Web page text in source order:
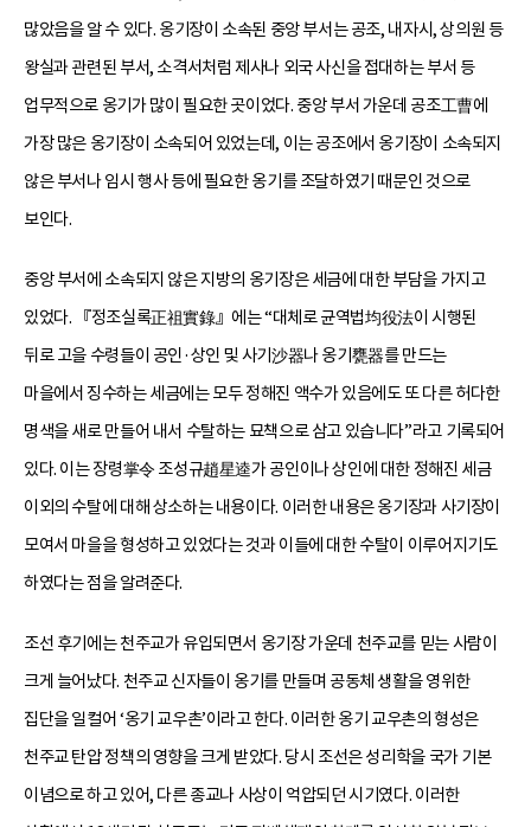
많았음을 알 수 있다. 옹기장이 소속된 중앙 부서는 공조, 내자시, 상의원 등
왕실과 관련된 부서, 소격서처럼 제사나 외국 사신을 접대하는 부서 등
업무적으로 옹기가 많이 필요한 곳이었다. 중앙 부서 가운데 공조工曹에
가장 많은 옹기장이 소속되어 있었는데, 이는 공조에서 옹기장이 소속되지
않은 부서나 임시 행사 등에 필요한 옹기를 조달하였기 때문인 것으로
보인다.
중앙 부서에 소속되지 않은 지방의 옹기장은 세금에 대한 부담을 가지고
있었다. 『정조실록正祖實錄』에는 “대체로 균역법均役法이 시행된
뒤로 고을 수령들이 공인·상인 및 사기沙器나 옹기甕器를 만드는
마을에서 징수하는 세금에는 모두 정해진 액수가 있음에도 또 다른 허다한
명색을 새로 만들어 내서 수탈하는 묘책으로 삼고 있습니다”라고 기록되어
있다. 이는 장령掌令 조성규趙星逵가 공인이나 상인에 대한 정해진 세금
이외의 수탈에 대해 상소하는 내용이다. 이러한 내용은 옹기장과 사기장이
모여서 마을을 형성하고 있었다는 것과 이들에 대한 수탈이 이루어지기도
하였다는 점을 알려준다.
조선 후기에는 천주교가 유입되면서 옹기장 가운데 천주교를 믿는 사람이
크게 늘어났다. 천주교 신자들이 옹기를 만들며 공동체 생활을 영위한
집단을 일컬어 ‘옹기 교우촌’이라고 한다. 이러한 옹기 교우촌의 형성은
천주교 탄압 정책의 영향을 크게 받았다. 당시 조선은 성리학을 국가 기본
이념으로 하고 있어, 다른 종교나 사상이 억압되던 시기였다. 이러한